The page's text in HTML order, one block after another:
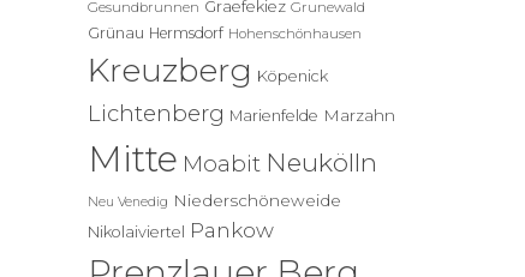
Gesundbrunnen Graefekiez Grunewald
Grünau Hermsdorf Hohenschönhausen
Kreuzberg Köpenick
Lichtenberg Marienfelde Marzahn
Mitte Moabit Neukölln
Neu Venedig Niederschöneweide
Nikolaiviertel Pankow